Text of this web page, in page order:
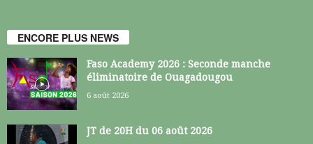
ENCORE PLUS NEWS
Faso Academy 2026 : Seconde manche
éliminatoire de Ouagadougou
6 août 2026
JT de 20H du 06 août 2026